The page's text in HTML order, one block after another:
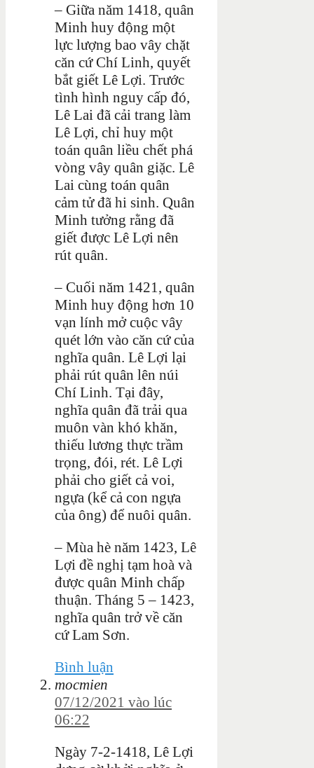
– Giữa năm 1418, quân
Minh huy động một
lực lượng bao vây chặt
căn cứ Chí Linh, quyết
bắt giết Lê Lợi. Trước
tình hình nguy cấp đó,
Lê Lai đã cải trang làm
Lê Lợi, chỉ huy một
toán quân liều chết phá
vòng vây quân giặc. Lê
Lai cùng toán quân
cảm tử đã hi sinh. Quân
Minh tưởng rằng đã
giết được Lê Lợi nên
rút quân.
– Cuối năm 1421, quân
Minh huy động hơn 10
vạn lính mở cuộc vây
quét lớn vào căn cứ của
nghĩa quân. Lê Lợi lại
phải rút quân lên núi
Chí Linh. Tại đây,
nghĩa quân đã trải qua
muôn vàn khó khăn,
thiếu lương thực trầm
trọng, đói, rét. Lê Lợi
phải cho giết cả voi,
ngựa (kể cả con ngựa
của ông) để nuôi quân.
– Mùa hè năm 1423, Lê
Lợi đề nghị tạm hoà và
được quân Minh chấp
thuận. Tháng 5 – 1423,
nghĩa quân trở về căn
cứ Lam Sơn.
Bình luận
mocmien
07/12/2021 vào lúc
06:22
Ngày 7-2-1418, Lê Lợi